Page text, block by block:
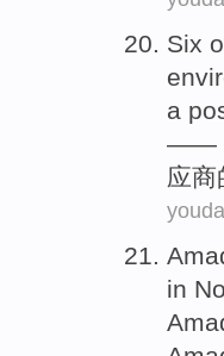
Six
a
——
应商
in